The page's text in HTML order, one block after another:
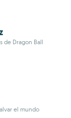
de Dragon Ball
el mundo